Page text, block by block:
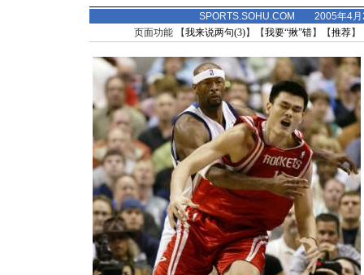
SPORTS.SOHU.COM 2005年4
页面功能 【我来说两句(3)】【我要“揪”错】【推荐】